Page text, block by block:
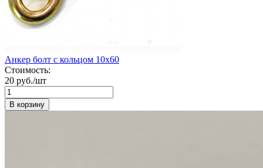
Анкер болт с кольцом 10х60
Стоимость:
20 руб./шт
В корзину